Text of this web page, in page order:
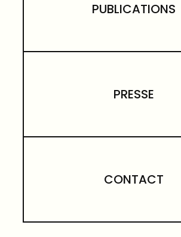
PUBLICATIONS
PRESSE
CONTACT